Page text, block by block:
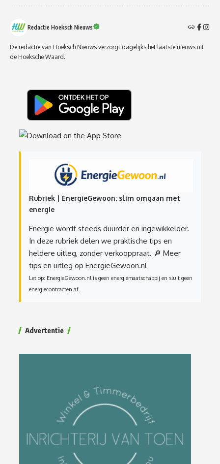
Redactie Hoeksch Nieuws
De redactie van Hoeksch Nieuws verzorgt dagelijks het laatste nieuws uit
de Hoeksche Waard.
Rubriek | EnergieGewoon: slim omgaan met
energie
Energie wordt steeds duurder en ingewikkelder.
In deze rubriek delen we praktische tips en
heldere uitleg, zonder verkooppraat. 🔎 Meer
tips en uitleg op EnergieGewoon.nl
Let op: EnergieGewoon.nl is geen energiemaatschappij en sluit geen
energiecontracten af.
Advertentie